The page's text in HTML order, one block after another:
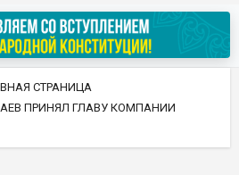
СТРАНИЦА
ПРИНЯЛ ГЛАВУ КОМПАНИИ